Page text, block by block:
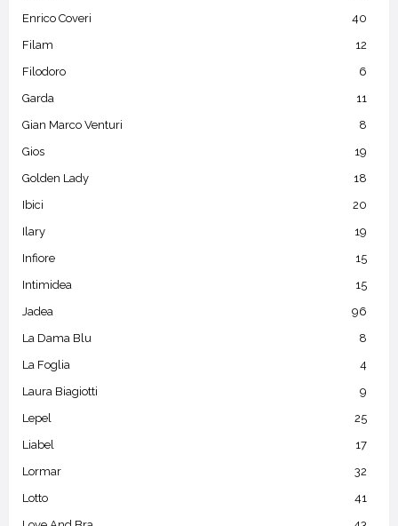
Enrico Coveri
40
Filam
12
Filodoro
6
Garda
11
Gian Marco Venturi
8
Gios
19
Golden Lady
18
Ibici
20
Ilary
19
Infiore
15
Intimidea
15
Jadea
96
La Dama Blu
8
La Foglia
4
Laura Biagiotti
9
Lepel
25
Liabel
17
Lormar
32
Lotto
41